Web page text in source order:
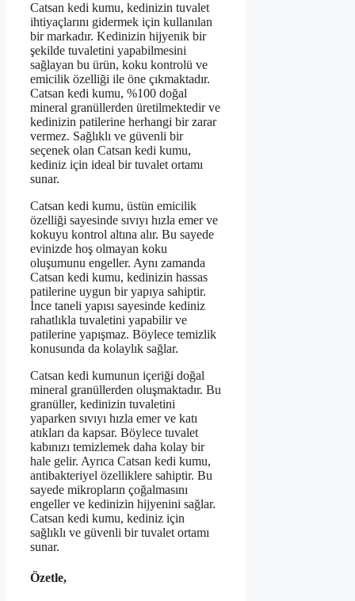
Catsan kedi kumu, kedinizin tuvalet
ihtiyaçlarını gidermek için kullanılan
bir markadır. Kedinizin hijyenik bir
şekilde tuvaletini yapabilmesini
sağlayan bu ürün, koku kontrolü ve
emicilik özelliği ile öne çıkmaktadır.
Catsan kedi kumu, %100 doğal
mineral granüllerden üretilmektedir ve
kedinizin patilerine herhangi bir zarar
vermez. Sağlıklı ve güvenli bir
seçenek olan Catsan kedi kumu,
kediniz için ideal bir tuvalet ortamı
sunar.
Catsan kedi kumu, üstün emicilik
özelliği sayesinde sıvıyı hızla emer ve
kokuyu kontrol altına alır. Bu sayede
evinizde hoş olmayan koku
oluşumunu engeller. Aynı zamanda
Catsan kedi kumu, kedinizin hassas
patilerine uygun bir yapıya sahiptir.
İnce taneli yapısı sayesinde kediniz
rahatlıkla tuvaletini yapabilir ve
patilerine yapışmaz. Böylece temizlik
konusunda da kolaylık sağlar.
Catsan kedi kumunun içeriği doğal
mineral granüllerden oluşmaktadır. Bu
granüller, kedinizin tuvaletini
yaparken sıvıyı hızla emer ve katı
atıkları da kapsar. Böylece tuvalet
kabınızı temizlemek daha kolay bir
hale gelir. Ayrıca Catsan kedi kumu,
antibakteriyel özelliklere sahiptir. Bu
sayede mikropların çoğalmasını
engeller ve kedinizin hijyenini sağlar.
Catsan kedi kumu, kediniz için
sağlıklı ve güvenli bir tuvalet ortamı
sunar.
Özetle,